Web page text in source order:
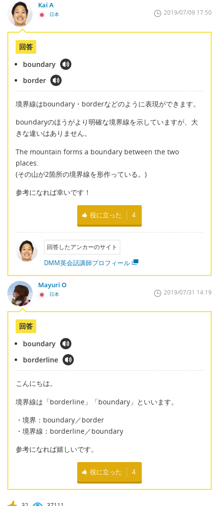
Kai A
日本 2019/07/09 17:50
回答
boundary
border
境界線はboundary・borderなどのように表現ができます。
boundaryのほうがより明確な境界線を示していますが、大
きな違いはありません。
The mountain forms a boundary between the two
places.
(その山が2箇所の境界線を形作っている。)
参考になれば幸いです！
役に立った 4
回答したアンカーのサイト
DMM英会話講師プロフィール
Mayuri O
日本 2019/07/31 14:19
回答
boundary
borderline
こんにちは。
境界線は「borderline」「boundary」といいます。
・境界：boundary／border
・境界線：borderline／boundary
参考になれば嬉しいです。
役に立った 4